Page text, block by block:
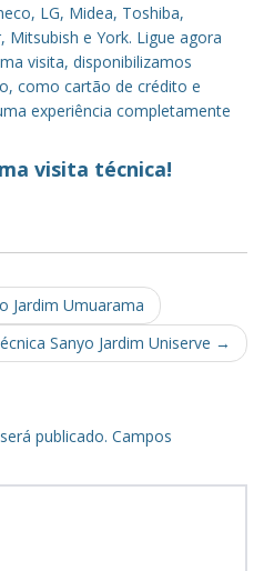
LG, Midea, Toshiba,
Mitsubish e York. Ligue agora
visita, disponibilizamos
como cartão de crédito e
experiência completamente
visita técnica!
Jardim Umuarama
Sanyo Jardim Uniserve →
publicado. Campos